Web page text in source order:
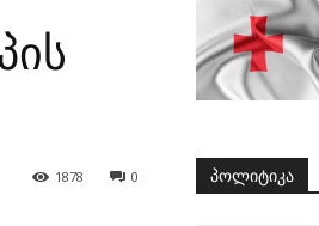
0
1878 პოლიტიკა